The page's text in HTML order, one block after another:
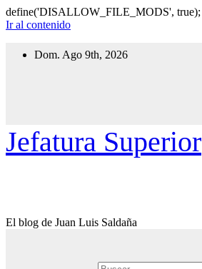
define('DISALLOW_FILE_MODS', true);
Ir al contenido
Dom. Ago 9th, 2026
Jefatura Superior
El blog de Juan Luis Saldaña